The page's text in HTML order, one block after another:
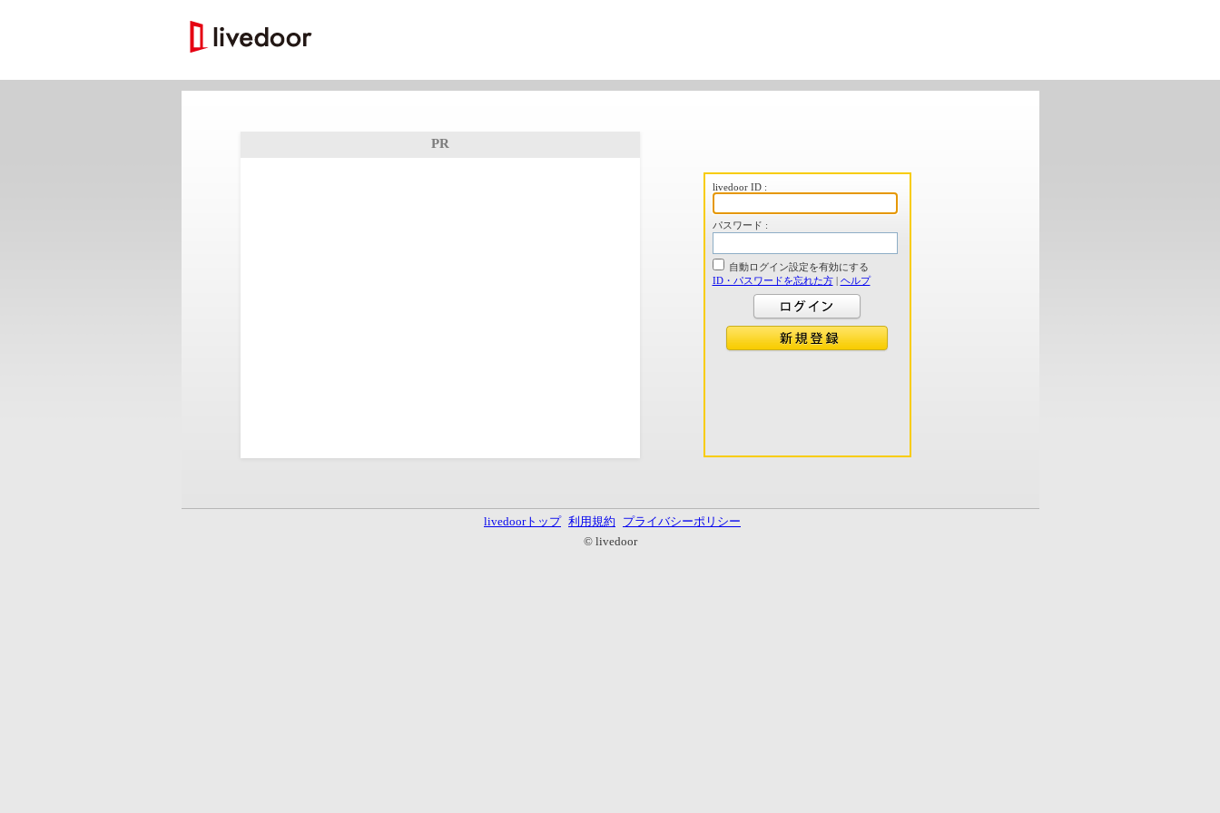
PR
livedoor ID :
パスワード :
自動ログイン設定を有効にする
ID・パスワードを忘れた方| ヘルプ
livedoorトップ 利用規約
プライバシーポリシー
© livedoor